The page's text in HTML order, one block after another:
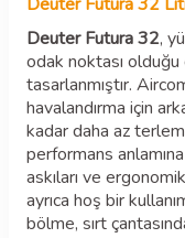
Deuter Futura 32,
odak noktası
tasarlanmıştır.
havalandırma için
kadar daha az
performans
askıları ve
ayrıca hoş bir
bölme, sırt